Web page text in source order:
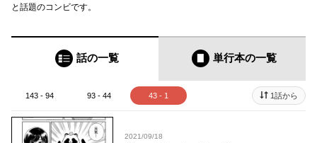
と話題のコンビです。
話の一覧 単行本の一覧
143 - 94 93 - 44 43 - 1 1話から
2021/09/18